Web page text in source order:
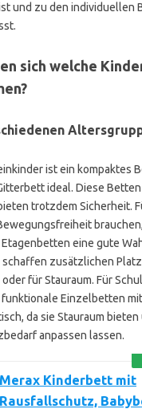
und zu den individuellen
sich welche
ist ein kompaktes
ideal. Diese
trotzdem Sicherheit.
eine gute
zusätzlichen
für Stauraum. Für
Einzelbetten
da sie Stauraum bieten
anpassen lassen.
Merax Kinderbett mit
Rausfallschutz,